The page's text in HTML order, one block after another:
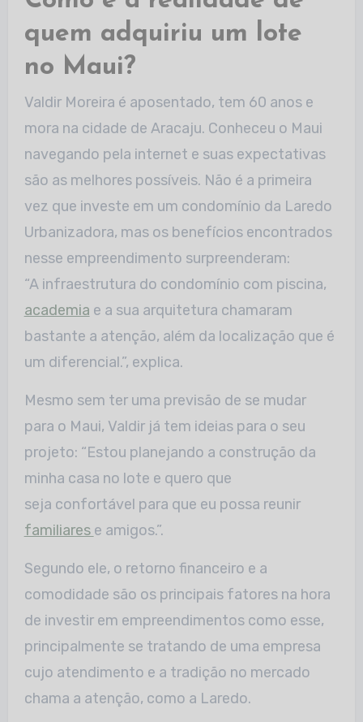
quem adquiriu um lote
no Maui?
Valdir Moreira é aposentado, tem 60 anos e
mora na cidade de Aracaju. Conheceu o Maui
navegando pela internet e suas expectativas
são as melhores possíveis. Não é a primeira
vez que investe em um condomínio da Laredo
Urbanizadora, mas os benefícios encontrados
nesse empreendimento surpreenderam:
“A infraestrutura do condomínio com piscina,
academia e a sua arquitetura chamaram
bastante a atenção, além da localização que é
um diferencial.”, explica.
Mesmo sem ter uma previsão de se mudar
para o Maui, Valdir já tem ideias para o seu
projeto: “Estou planejando a construção da
minha casa no lote e quero que
seja confortável para que eu possa reunir
familiares e amigos.”.
Segundo ele, o retorno financeiro e a
comodidade são os principais fatores na hora
de investir em empreendimentos como esse,
principalmente se tratando de uma empresa
cujo atendimento e a tradição no mercado
chama a atenção, como a Laredo.